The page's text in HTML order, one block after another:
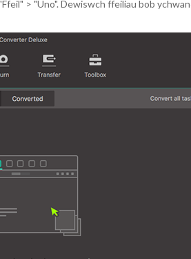
> "Uno". Dewiswch ffeiliau bob